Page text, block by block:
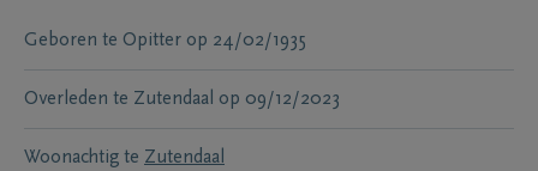
Geboren te Opitter op 24/02/1935
Overleden te Zutendaal op 09/12/2023
Woonachtig te Zutendaal